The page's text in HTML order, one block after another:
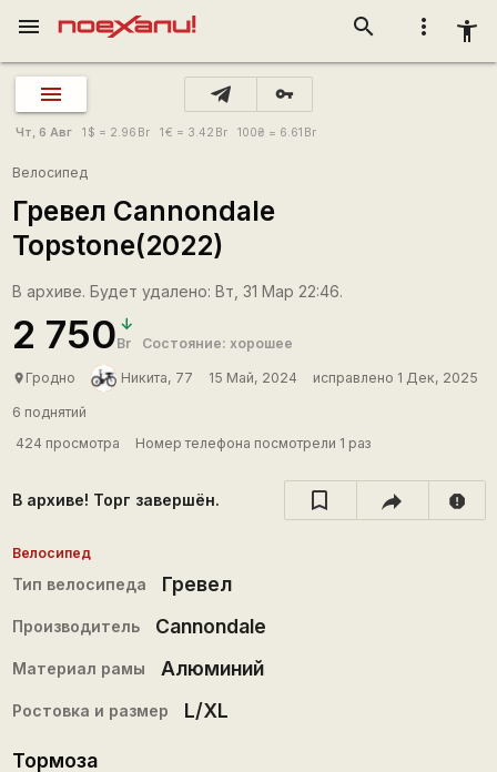
more_vert accessibility_new
search
menu
vpn_key
Чт, 6 Авг 1 $ = 2.96 Br 1€ = 3.42 Br 100₴ = 6.61 Br
Велосипед
Гревел Cannondale
Topstone(2022)
В архиве. Будет удалено: Вт, 31 Мар 22:46.
2 750Br Состояние: хорошее
place Гродно Никита, 77 15 Май, 2024 исправлено 1 Дек, 2025
6 поднятий
424 просмотра
Номер телефона посмотрели 1 раз
В архиве! Торг завершён. report
Велосипед
Тип велосипеда Гревел
Производитель Cannondale
Материал рамы Алюминий
Ростовка и размер L/XL
Тормоза